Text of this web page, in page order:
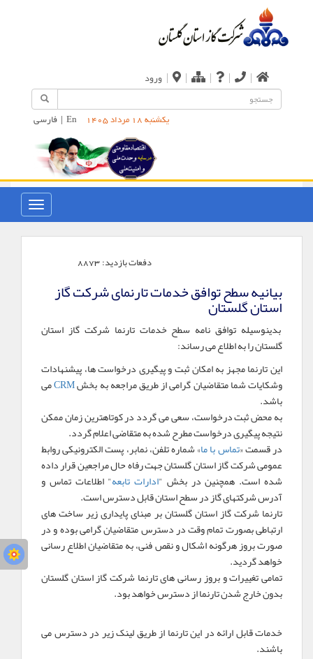
|
|
|
|
| ورود
یکشنبه 18 مرداد 1405 En
| فارسی
دفعات بازدید: 8873
بیانیه سطح توافق خدمات تارنمای شرکت گاز
استان گلستان
بدینوسیله توافق نامه سطح خدمات تارنما شرکت گاز استان
گلستان را به اطلاع می رساند:
این تارنما مجهز به امکان ثبت و پیگیری درخواست ها، پیشنهادات
وشکایات شما متقاضیان گرامی از طریق مراجعه به بخشCRMمی
باشد.
به محض ثبت درخواست، سعی می گردد در کوتاهترین زمان ممکن
نتیجه پیگیری درخواست مطرح شده به متقاضی اعلام گردد.
در قسمت «تماس با ما» شماره تلفن، نمابر، پست الکترونیکی روابط
عمومی شرکت گاز استان گلستان جهت رفاه حال مراجعین قرار داده
شده است. همچنین در بخش "ادارات تابعه" اطلاعات تماس و
آدرس شرکتهای گاز در سطح استان قابل دسترس است.
تارنما شرکت گاز استان گلستان بر مبنای پایداری زیر ساخت های
ارتباطی بصورت تمام وقت در دسترس متقاضیان گرامی بوده و در
صورت بروز هرگونه اشکال و نقص فنی، به متقاضیان اطلاع رسانی
خواهد گردید.
تمامی تغییرات و بروز رسانی های تارنما شرکت گاز استان گلستان
بدون خارج شدن تارنما از دسترس خواهد بود.
خدمات قابل ارائه در این تارنما از طریق لینک زیر در دسترس می
باشند.